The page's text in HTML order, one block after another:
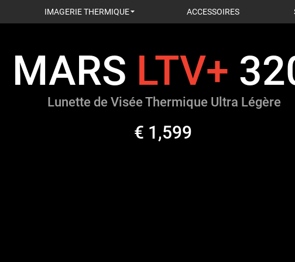
IMAGERIE THERMIQUE ACCESSOIRES
MARS LTV+
Lunette de Visée Thermique Ultra Légère
€ 1,599